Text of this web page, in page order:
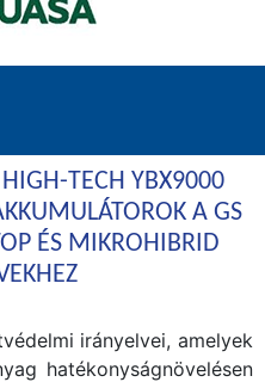
TECH YBX9000
A GS
ÉS MIKROHIBRID
irányelvei, amelyek
hatékonyságnövelésen